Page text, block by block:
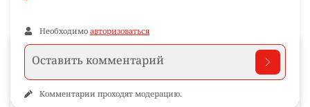
Необходимо авторизоваться
Комментарии проходят модерацию.